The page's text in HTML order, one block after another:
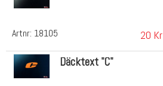
Artnr: 18105 20 Kr
Däcktext "C"